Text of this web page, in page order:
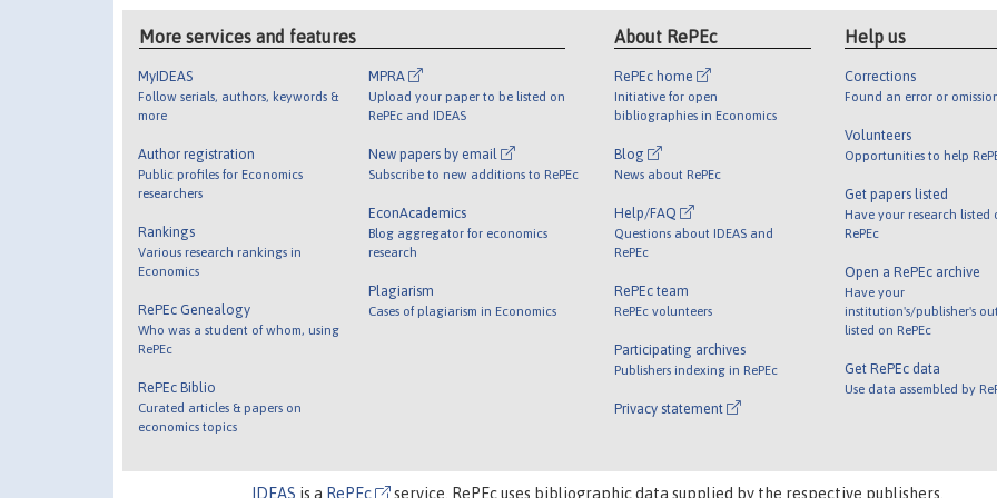
More services and features
MyIDEAS
Follow serials, authors, keywords &
more
Author registration
Public profiles for Economics
researchers
Rankings
Various research rankings in
Economics
RePEc Genealogy
Who was a student of whom, using
RePEc
RePEc Biblio
Curated articles & papers on
economics topics
MPRA
Upload your paper to be listed on
RePEc and IDEAS
New papers by email
Subscribe to new additions to RePEc
EconAcademics
Blog aggregator for economics
research
Plagiarism
Cases of plagiarism in Economics
About RePEc
RePEc home
Initiative for open
bibliographies in Economics
Blog
News about RePEc
Help/FAQ
Questions about IDEAS and
RePEc
RePEc team
RePEc volunteers
Participating archives
Publishers indexing in RePEc
Privacy statement
Help us
Corrections
Found an error or
Volunteers
Opportunities to help
Get papers listed
Have your research listed
RePEc
Open a RePEc archive
Have your
institution's/publisher's
listed on RePEc
Get RePEc data
Use data assembled by
IDEAS is a RePEc service. RePEc uses bibliographic data supplied by the respective publishers.